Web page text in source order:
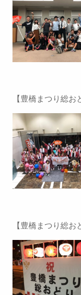
【豊橋まつり総お
【豊橋まつり総お